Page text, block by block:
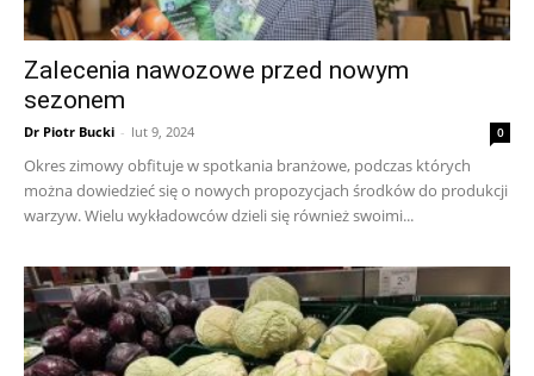
Zalecenia nawozowe przed nowym
sezonem
Dr Piotr Bucki - lut 9, 2024 0
Okres zimowy obfituje w spotkania branżowe, podczas których
można dowiedzieć się o nowych propozycjach środków do produkcji
warzyw. Wielu wykładowców dzieli się również swoimi...